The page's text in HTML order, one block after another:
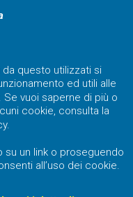
questo utilizzati si
ed utili alle
vuoi saperne di più o
cookie, consulta la
un link o proseguendo
all’uso dei cookie.